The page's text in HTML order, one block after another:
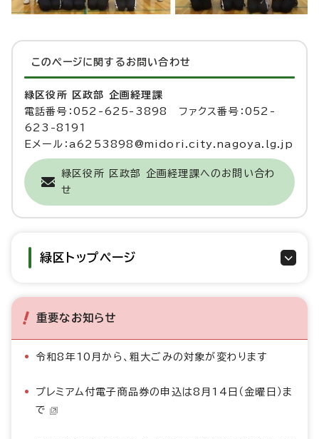
このページに関する お問い合わせ
緑区役所 区政部 企画経理課
電話番号：052-625-3898 ファクス番号：052-
623-8191
Eメール：a6253898@midori.city.nagoya.lg.jp
緑区役所 区政部 企画経理課へのお問い合わ
せ
緑区トップページ
重要なお知らせ
令和8年10月から、粗大ごみの対象が変わります
プレミアム付電子商品券の申込は8月14日（金曜日）ま
で